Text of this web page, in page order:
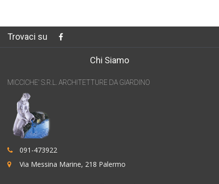
Trovaci su
Chi Siamo
MICCICHE' S.R.L. ARCHITETTURE DA GIARDINO
091-473922
Via Messina Marine, 218 Palermo